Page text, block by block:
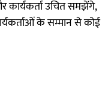
कार्यकर्ता उचित समझेंगे,
के सम्मान से कोई